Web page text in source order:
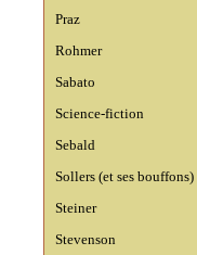
Praz
Rohmer
Sabato
Science-fiction
Sebald
Sollers (et ses bouffons)
Steiner
Stevenson